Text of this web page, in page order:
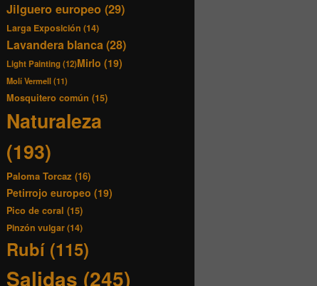
Jilguero europeo (29)
Larga Exposición (14)
Lavandera blanca(28)
Light Painting(12)Mirlo (19)
Molí Vermell(11)
Mosquitero común (15)
Naturaleza
(193)
Paloma Torcaz (16)
Petirrojo europeo (19)
Pico de coral (15)
Pinzón vulgar(14)
Rubí (115)
Salidas (245)